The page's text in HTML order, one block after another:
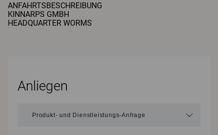
ANFAHRTSBESCHREIBUNG
KINNARPS GMBH
HEADQUARTER WORMS
Anliegen